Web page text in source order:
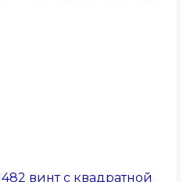
винт с квадратной